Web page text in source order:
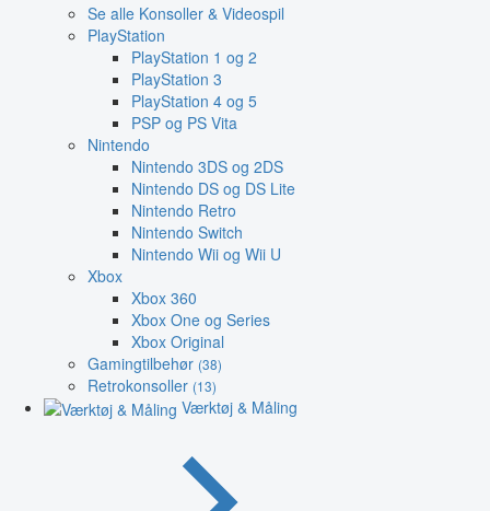
Se alle Konsoller & Videospil
PlayStation
PlayStation 1 og 2
PlayStation 3
PlayStation 4 og 5
PSP og PS Vita
Nintendo
Nintendo 3DS og 2DS
Nintendo DS og DS Lite
Nintendo Retro
Nintendo Switch
Nintendo Wii og Wii U
Xbox
Xbox 360
Xbox One og Series
Xbox Original
Gamingtilbehør (38)
Retrokonsoller (13)
Værktøj & Måling